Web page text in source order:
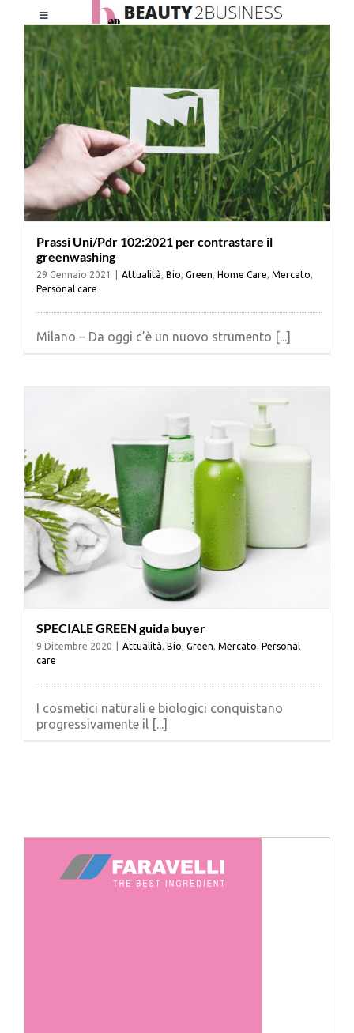
contenuto
Toggle
Navigation
HOME
CHI SIAMO
LE RIVISTE
NEWSLETTER
CATEGORIE
Prassi Uni/Pdr 102:2021 per contrastare il
greenwashing
29 Gennaio 2021 Attualità, Bio, Green, Home Care, Mercato,
Personal care
Milano – Da oggi c’è un nuovo strumento [...]
SPECIALE GREEN guida buyer
9 Dicembre 2020 Attualità Bio Green Mercato Personal
care
I cosmetici naturali e biologici conquistano
progressivamente il [...]